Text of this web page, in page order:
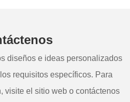
diseños e ideas personalizados
requisitos específicos. Para
visite el sitio web o contáctenos